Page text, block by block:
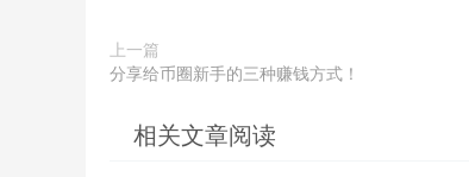
上一篇
分享给币圈新手的三种赚钱方式！
相关文章阅读